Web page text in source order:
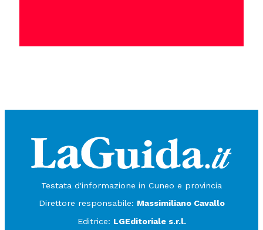
Testata d'informazione in Cuneo e provincia
Direttore responsabile: Massimiliano Cavallo
Editrice: LGEditoriale s.r.l.